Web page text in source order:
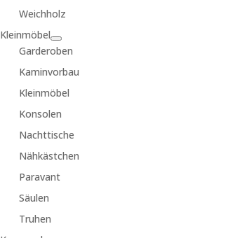
Weichholz
Kleinmöbel
Garderoben
Kaminvorbau
Kleinmöbel
Konsolen
Nachttische
Nähkästchen
Paravant
Säulen
Truhen